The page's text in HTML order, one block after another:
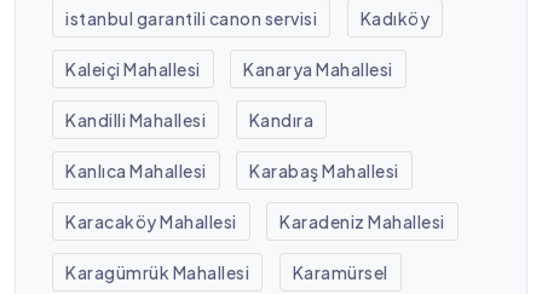
istanbul garantili canon servisi Kadıköy
Kaleiçi Mahallesi Kanarya Mahallesi
Kandilli Mahallesi Kandıra
Kanlıca Mahallesi Karabaş Mahallesi
Karacaköy Mahallesi Karadeniz Mahallesi
Karagümrük Mahallesi Karamürsel